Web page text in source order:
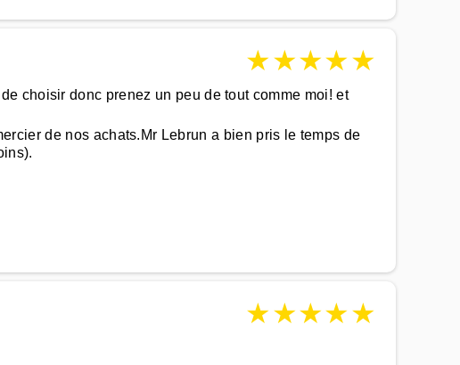
★★★★★
choisir donc prenez un peu de tout comme moi! et
de nos achats.Mr Lebrun a bien pris le temps de
★★★★★